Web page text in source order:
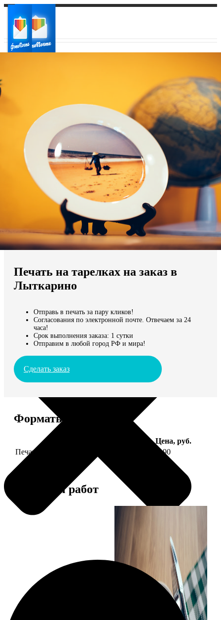
Ваш регион доставки
Выберите из списка:
Мы доставляем по всему миру
Продолжить без города
Печать на тарелках на заказ в
Лыткарино
Отправь в печать за пару кликов!
Согласования по электронной почте. Отвечаем за 24
часа!
Срок выполнения заказа: 1 сутки
Отправим в любой город РФ и мира!
Сделать заказ
Форматы и цены
Цена, руб.
Печать фото на тарелке диаметром 20 см
1190
Примеры работ